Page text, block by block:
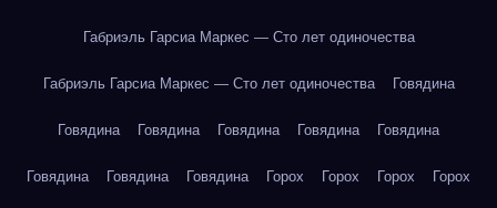
Габриэль Гарсиа Маркес — Сто лет одиночества
Габриэль Гарсиа Маркес — Сто лет одиночества Говядина
Говядина Говядина Говядина Говядина Говядина
Говядина Говядина Говядина Горох Горох Горох Горох